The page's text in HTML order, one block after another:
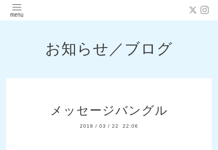
お知らせ／ブログ
メッセージバングル
2018 / 03 / 22 22:06